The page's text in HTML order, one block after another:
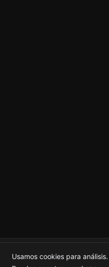
Bloquea Shorts, Reels y TikTok
Usamos cookies para análisis.